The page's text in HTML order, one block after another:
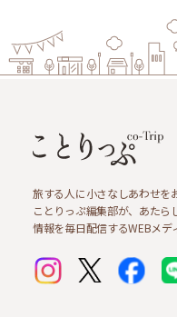
旅する人に小さなしあわせを
ことりっぷ編集部が、あたら
情報を毎日配信するWEBメデ